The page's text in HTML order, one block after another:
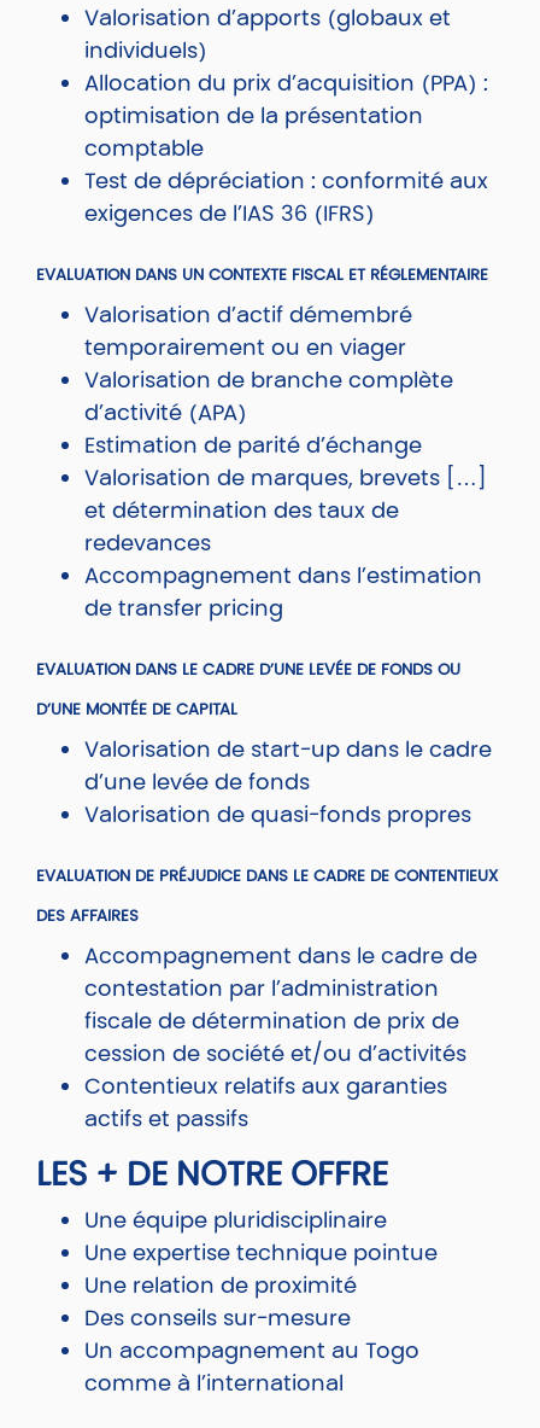
Valorisation d’apports (globaux et
individuels)
Allocation du prix d’acquisition (PPA) :
optimisation de la présentation
comptable
Test de dépréciation : conformité aux
exigences de l’IAS 36 (IFRS)
EVALUATION DANS UN CONTEXTE FISCAL ET RÉGLEMENTAIRE
Valorisation d’actif démembré
temporairement ou en viager
Valorisation de branche complète
d’activité (APA)
Estimation de parité d’échange
Valorisation de marques, brevets […]
et détermination des taux de
redevances
Accompagnement dans l’estimation
de transfer pricing
EVALUATION DANS LE CADRE D’UNE LEVÉE DE FONDS OU
D’UNE MONTÉE DE CAPITAL
Valorisation de start-up dans le cadre
d’une levée de fonds
Valorisation de quasi-fonds propres
EVALUATION DE PRÉJUDICE DANS LE CADRE DE CONTENTIEUX
DES AFFAIRES
Accompagnement dans le cadre de
contestation par l’administration
fiscale de détermination de prix de
cession de société et/ou d’activités
Contentieux relatifs aux garanties
actifs et passifs
LES + DE NOTRE OFFRE
Une équipe pluridisciplinaire
Une expertise technique pointue
Une relation de proximité
Des conseils sur-mesure
Un accompagnement au Togo
comme à l’international